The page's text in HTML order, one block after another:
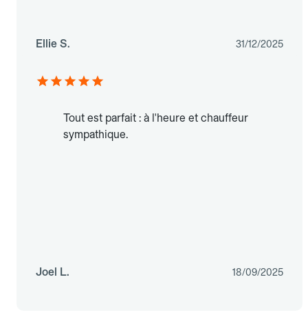
Ellie S. 31/12/2025
Tout est parfait : à l'heure et chauffeur
sympathique.
Joel L. 18/09/2025